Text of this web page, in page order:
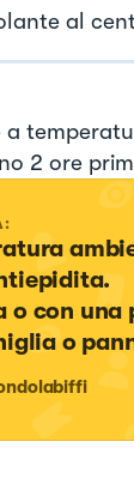
al
a
2 ore
o con una
o